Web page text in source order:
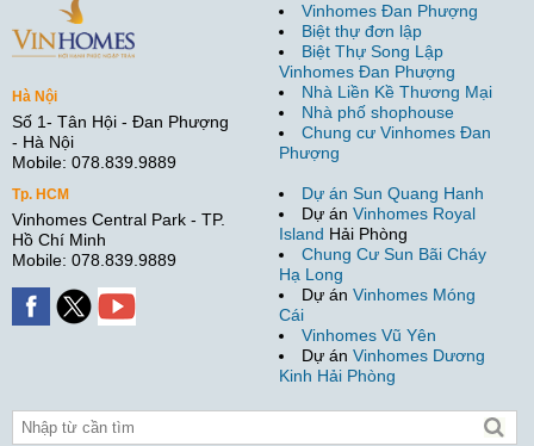
Hà Nội
Số 1- Tân Hội - Đan Phượng
- Hà Nội
Mobile: 078.839.9889
Tp. HCM
Vinhomes Central Park - TP.
Hồ Chí Minh
Mobile: 078.839.9889
Vinhomes Đan Phượng
Biệt thự đơn lập
Biệt Thự Song Lập
Vinhomes Đan Phượng
Nhà Liền Kề Thương Mại
Nhà phố shophouse
Chung cư Vinhomes Đan
Phượng
Dự án Sun Quang Hanh
Dự án Vinhomes Royal
Island Hải Phòng
Chung Cư Sun Bãi Cháy
Hạ Long
Dự án Vinhomes Móng
Cái
Vinhomes Vũ Yên
Dự án Vinhomes Dương
Kinh Hải Phòng